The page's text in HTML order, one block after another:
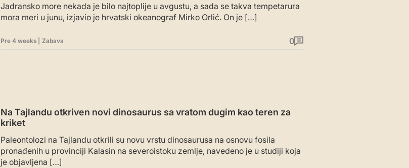
Jadransko more nekada je bilo najtoplije u avgustu, a sada se takva tempetarura
mora meri u junu, izjavio je hrvatski okeanograf Mirko Orlić. On je […]
Pre 4 weeks Zabava 0
Na Tajlandu otkriven novi dinosaurus sa vratom dugim kao teren za
kriket
Paleontolozi na Tajlandu otkrili su novu vrstu dinosaurusa na osnovu fosila
pronađenih u provinciji Kalasin na severoistoku zemlje, navedeno je u studiji koja
je objavljena […]